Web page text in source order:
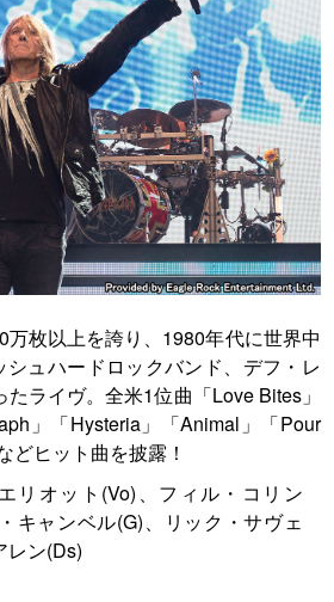
枚以上を誇り、1980年代に世界中
ュハードロックバンド、デフ・レ
ライヴ。全米1位曲「Love Bites」
」「Hysteria」「Animal」「Pour
どヒット曲を披露！
リオット(Vo)、フィル・コリン
キャンベル(G)、リック・サヴェ
レン(Ds)